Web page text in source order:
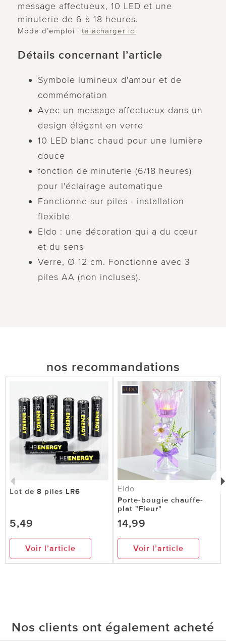
message affectueux, 10 LED et une
minuterie de 6 à 18 heures.
Mode d’emploi : télécharger ici
Détails concernant l’article
Symbole lumineux d'amour et de
commémoration
Avec un message affectueux dans un
design élégant en verre
10 LED blanc chaud pour une lumière
douce
fonction de minuterie (6/18 heures)
pour l'éclairage automatique
Fonctionne sur piles - installation
flexible
Eldo : une décoration qui a du cœur
et du sens
Verre, Ø 12 cm. Fonctionne avec 3
piles AA (non incluses).
nos recommandations
Lot de 8 piles LR6
5,49
Voir l’article
Eldo
Porte-bougie chauffe-
plat "Fleur"
14,99
Voir l’article
Nos clients ont également acheté